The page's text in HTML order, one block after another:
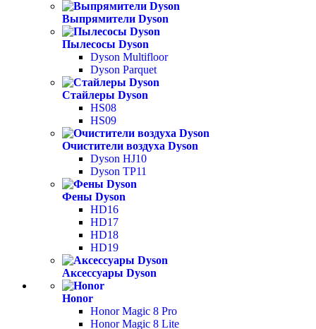
Выпрямители Dyson
Пылесосы Dyson
Dyson Multifloor
Dyson Parquet
Стайлеры Dyson
HS08
HS09
Очистители воздуха Dyson
Dyson HJ10
Dyson TP11
Фены Dyson
HD16
HD17
HD18
HD19
Аксессуары Dyson
Honor
Honor Magic 8 Pro
Honor Magic 8 Lite